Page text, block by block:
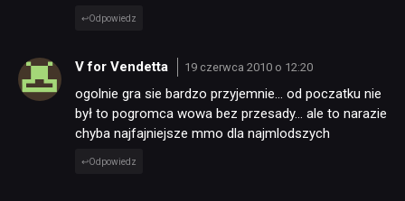
RETRO
TECHNOLOGIE
DYSKUSJE
Odpowiedz
V for Vendetta 19 czerwca 2010 o 12:20
ogolnie gra sie bardzo przyjemnie… od poczatku nie
był to pogromca wowa bez przesady… ale to narazie
chyba najfajniejsze mmo dla najmlodszych
Odpowiedz